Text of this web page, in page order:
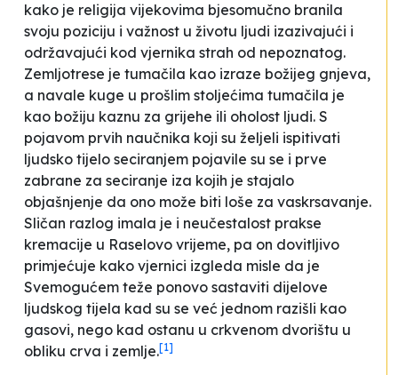
kako je religija vijekovima bjesomučno branila
svoju poziciju i važnost u životu ljudi izazivajući i
održavajući kod vjernika strah od nepoznatog.
Zemljotrese je tumačila kao izraze božijeg gnjeva,
a navale kuge u prošlim stoljećima tumačila je
kao božiju kaznu za grijehe ili oholost ljudi. S
pojavom prvih naučnika koji su željeli ispitivati
ljudsko tijelo seciranjem pojavile su se i prve
zabrane za seciranje iza kojih je stajalo
objašnjenje da ono može biti loše za vaskrsavanje.
Sličan razlog imala je i neučestalost prakse
kremacije u Raselovo vrijeme, pa on dovitljivo
primjećuje kako vjernici izgleda misle da je
Svemogućem teže ponovo sastaviti dijelove
ljudskog tijela kad su se već jednom razišli kao
gasovi, nego kad ostanu u crkvenom dvorištu u
obliku crva i zemlje.[1]